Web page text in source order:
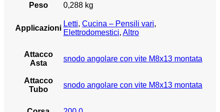
Peso
0,288 kg
Applicazioni
Letti, Cucina – Pensili vari,
Elettrodomestici, Altro
Attacco
Asta
snodo angolare con vite M8x13 montata
Attacco
Tubo
snodo angolare con vite M8x13 montata